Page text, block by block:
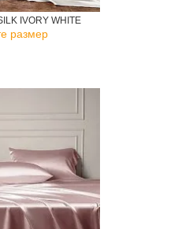
IVORY WHITE
размер